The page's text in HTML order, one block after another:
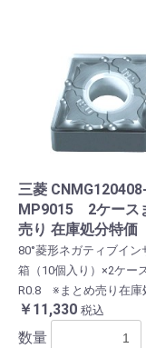
三菱
MP9015 2ケース
売り 在庫処分特価
80°菱形ネガティブイン
箱（10個入り）×2ケー
R0.8 ※まとめ売り在庫
￥11,330 税込
数量